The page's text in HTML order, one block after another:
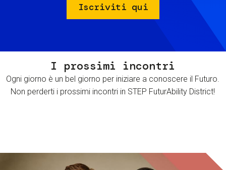
Iscriviti qui
I prossimi incontri
Ogni giorno è un bel giorno per iniziare a conoscere il Futuro.
Non perderti i prossimi incontri in STEP FuturAbility District!